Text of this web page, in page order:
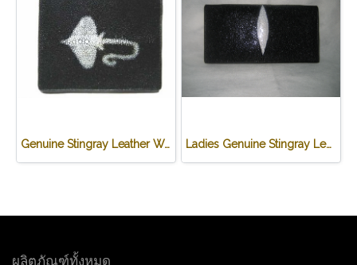
Genuine Stingray Leather Wallet in Stingray Design #STM498W Ladies Genuine Stingray Leather Passport Wallet/Purse in Black Colour #STW552W
ผลิตภัณฑ์ทั้งหมด